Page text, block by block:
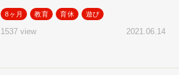
8ヶ月 教育 育休 遊び
1537 view 2021.06.14